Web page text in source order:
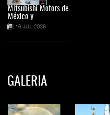
Mitsubishi Motors de
México y
16 JUL 2026
GALERIA